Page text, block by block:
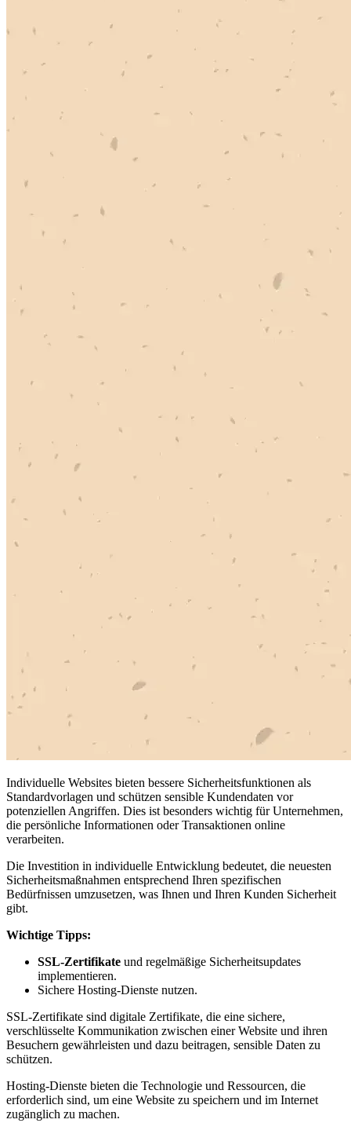
Individuelle Websites bieten bessere Sicherheitsfunktionen als
Standardvorlagen und schützen sensible Kundendaten vor
potenziellen Angriffen. Dies ist besonders wichtig für Unternehmen,
die persönliche Informationen oder Transaktionen online
verarbeiten.
Die Investition in individuelle Entwicklung bedeutet, die neuesten
Sicherheitsmaßnahmen entsprechend Ihren spezifischen
Bedürfnissen umzusetzen, was Ihnen und Ihren Kunden Sicherheit
gibt.
Wichtige Tipps:
SSL-Zertifikate und regelmäßige Sicherheitsupdates
implementieren.
Sichere Hosting-Dienste nutzen.
SSL-Zertifikate sind digitale Zertifikate, die eine sichere,
verschlüsselte Kommunikation zwischen einer Website und ihren
Besuchern gewährleisten und dazu beitragen, sensible Daten zu
schützen.
Hosting-Dienste bieten die Technologie und Ressourcen, die
erforderlich sind, um eine Website zu speichern und im Internet
zugänglich zu machen.